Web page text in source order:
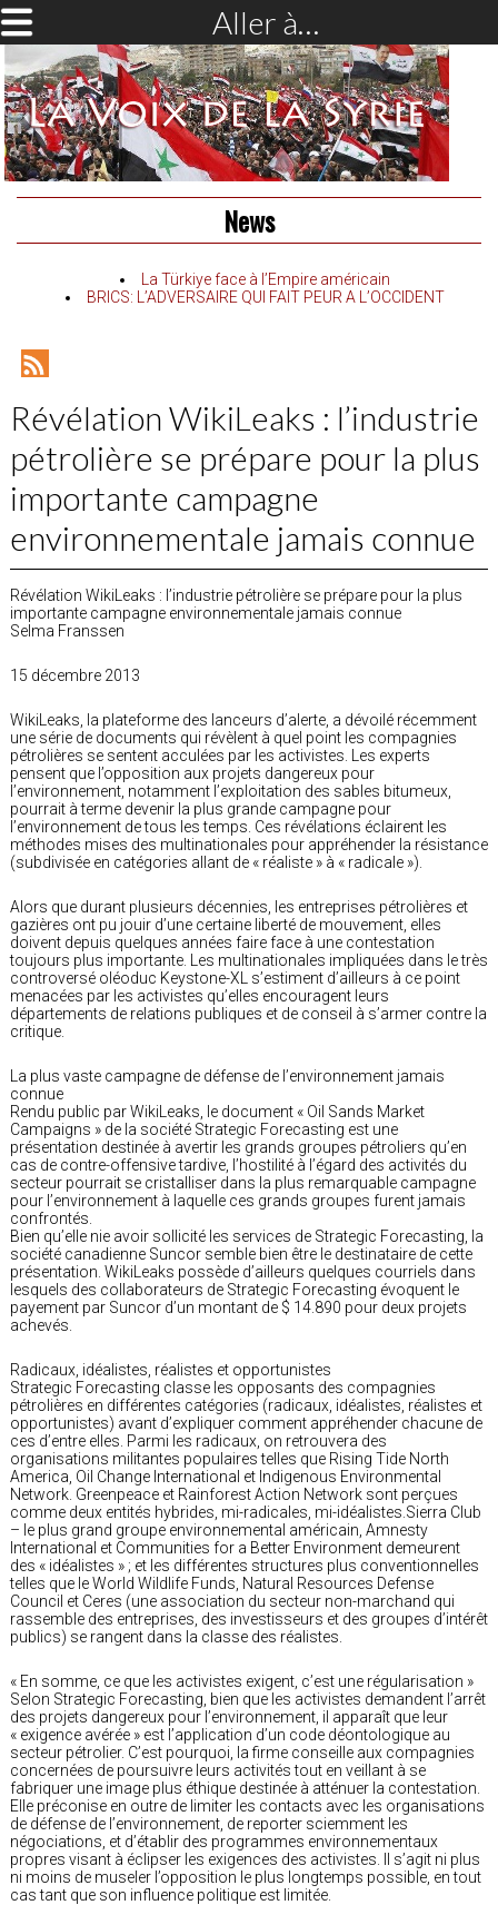
Aller à…
News
La Türkiye face à l’Empire américain
BRICS: L’ADVERSAIRE QUI FAIT PEUR A L’OCCIDENT
RSS
Révélation WikiLeaks : l’industrie
pétrolière se prépare pour la plus
importante campagne
environnementale jamais connue
Révélation WikiLeaks : l’industrie pétrolière se prépare pour la plus
importante campagne environnementale jamais connue
Selma Franssen
15 décembre 2013
WikiLeaks, la plateforme des lanceurs d’alerte, a dévoilé récemment
une série de documents qui révèlent à quel point les compagnies
pétrolières se sentent acculées par les activistes. Les experts
pensent que l’opposition aux projets dangereux pour
l’environnement, notamment l’exploitation des sables bitumeux,
pourrait à terme devenir la plus grande campagne pour
l’environnement de tous les temps. Ces révélations éclairent les
méthodes mises des multinationales pour appréhender la résistance
(subdivisée en catégories allant de « réaliste » à « radicale »).
Alors que durant plusieurs décennies, les entreprises pétrolières et
gazières ont pu jouir d’une certaine liberté de mouvement, elles
doivent depuis quelques années faire face à une contestation
toujours plus importante. Les multinationales impliquées dans le très
controversé oléoduc Keystone-XL s’estiment d’ailleurs à ce point
menacées par les activistes qu’elles encouragent leurs
départements de relations publiques et de conseil à s’armer contre la
critique.
La plus vaste campagne de défense de l’environnement jamais
connue
Rendu public par WikiLeaks, le document « Oil Sands Market
Campaigns » de la société Strategic Forecasting est une
présentation destinée à avertir les grands groupes pétroliers qu’en
cas de contre-offensive tardive, l’hostilité à l’égard des activités du
secteur pourrait se cristalliser dans la plus remarquable campagne
pour l’environnement à laquelle ces grands groupes furent jamais
confrontés.
Bien qu’elle nie avoir sollicité les services de Strategic Forecasting, la
société canadienne Suncor semble bien être le destinataire de cette
présentation. WikiLeaks possède d’ailleurs quelques courriels dans
lesquels des collaborateurs de Strategic Forecasting évoquent le
payement par Suncor d’un montant de $ 14.890 pour deux projets
achevés.
Radicaux, idéalistes, réalistes et opportunistes
Strategic Forecasting classe les opposants des compagnies
pétrolières en différentes catégories (radicaux, idéalistes, réalistes et
opportunistes) avant d’expliquer comment appréhender chacune de
ces d’entre elles. Parmi les radicaux, on retrouvera des
organisations militantes populaires telles que Rising Tide North
America, Oil Change International et Indigenous Environmental
Network. Greenpeace et Rainforest Action Network sont perçues
comme deux entités hybrides, mi-radicales, mi-idéalistes.Sierra Club
– le plus grand groupe environnemental américain, Amnesty
International et Communities for a Better Environment demeurent
des « idéalistes » ; et les différentes structures plus conventionnelles
telles que le World Wildlife Funds, Natural Resources Defense
Council et Ceres (une association du secteur non-marchand qui
rassemble des entreprises, des investisseurs et des groupes d’intérêt
publics) se rangent dans la classe des réalistes.
« En somme, ce que les activistes exigent, c’est une régularisation »
Selon Strategic Forecasting, bien que les activistes demandent l’arrêt
des projets dangereux pour l’environnement, il apparaît que leur
« exigence avérée » est l’application d’un code déontologique au
secteur pétrolier. C’est pourquoi, la firme conseille aux compagnies
concernées de poursuivre leurs activités tout en veillant à se
fabriquer une image plus éthique destinée à atténuer la contestation.
Elle préconise en outre de limiter les contacts avec les organisations
de défense de l’environnement, de reporter sciemment les
négociations, et d’établir des programmes environnementaux
propres visant à éclipser les exigences des activistes. Il s’agit ni plus
ni moins de museler l’opposition le plus longtemps possible, en tout
cas tant que son influence politique est limitée.